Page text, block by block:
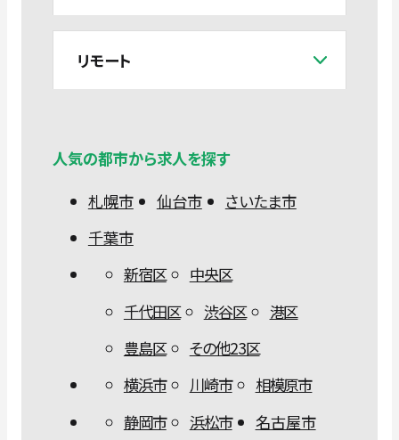
リモート
人気の都市から求人を探す
札幌市
仙台市
さいたま市
千葉市
新宿区
中央区
千代田区
渋谷区
港区
豊島区
その他23区
横浜市
川崎市
相模原市
静岡市
浜松市
名古屋市